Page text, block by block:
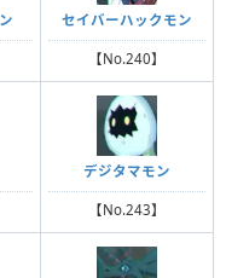
セイバーハックモン
【No.240】
デジタマモン
【No.243】